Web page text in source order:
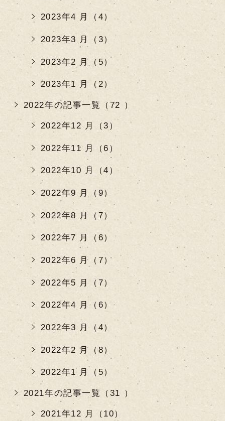
2023年4 月（4）
2023年3 月（3）
2023年2 月（5）
2023年1 月（2）
2022年の記事一覧（72 ）
2022年12 月（3）
2022年11 月（6）
2022年10 月（4）
2022年9 月（9）
2022年8 月（7）
2022年7 月（6）
2022年6 月（7）
2022年5 月（7）
2022年4 月（6）
2022年3 月（4）
2022年2 月（8）
2022年1 月（5）
2021年の記事一覧（31 ）
2021年12 月（10）